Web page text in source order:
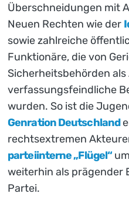
Überschneidungen mit
Neuen Rechten wie der
sowie zahlreiche
Funktionäre, die von
Sicherheitsbehörden
verfassungsfeindliche
wurden. So ist die
Genration Deutschland
rechtsextremen
parteiinterne „Flügel“
weiterhin als prägender
Partei.